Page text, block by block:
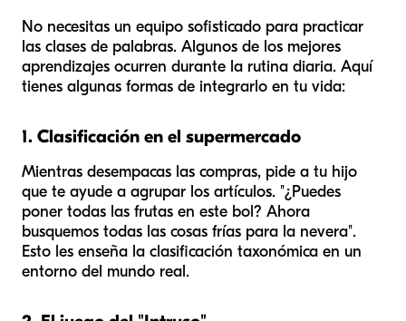
No necesitas un equipo sofisticado para practicar
las clases de palabras. Algunos de los mejores
aprendizajes ocurren durante la rutina diaria. Aquí
tienes algunas formas de integrarlo en tu vida:
1. Clasificación en el supermercado
Mientras desempacas las compras, pide a tu hijo
que te ayude a agrupar los artículos. "¿Puedes
poner todas las frutas en este bol? Ahora
busquemos todas las cosas frías para la nevera".
Esto les enseña la clasificación taxonómica en un
entorno del mundo real.